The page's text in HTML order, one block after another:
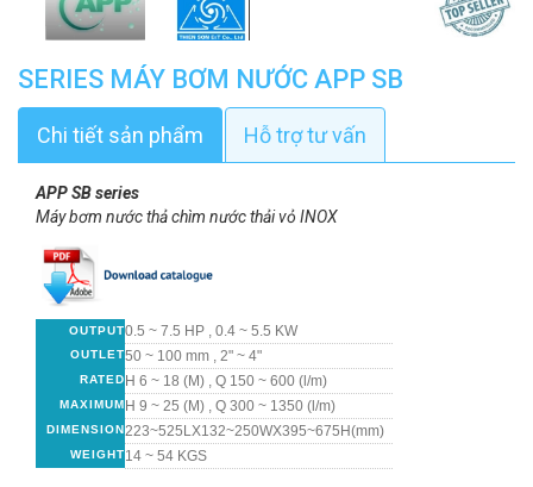
SERIES MÁY BƠM NƯỚC APP SB
Chi tiết sản phẩm Hỗ trợ tư vấn
APP SB series
Máy bơm nước thả chìm nước thải vỏ INOX
OUTPUT0.5 ~ 7.5 HP , 0.4 ~ 5.5 KW
OUTLET50 ~ 100 mm , 2" ~ 4"
RATED H 6 ~ 18 (M) , Q 150 ~ 600 (l/m)
MAXIMUM H 9 ~ 25 (M) , Q 300 ~ 1350 (l/m)
DIMENSION223~525LX132~250WX395~675H(mm)
WEIGHT14 ~ 54 KGS